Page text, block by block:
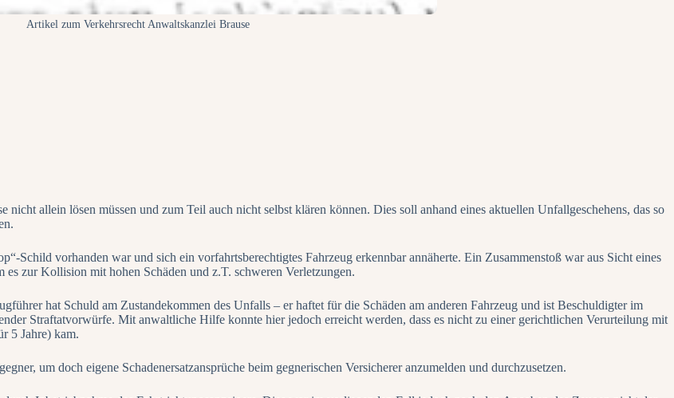
Artikel zum Verkehrsrecht Anwaltskanzlei Brause
allein lösen müssen und zum Teil auch nicht selbst klären können. Dies soll anhand eines aktuellen Unfallgeschehens, das so
Schild vorhanden war und sich ein vorfahrtsberechtigtes Fahrzeug erkennbar annäherte. Ein Zusammenstoß war aus Sicht eines
zur Kollision mit hohen Schäden und z.T. schweren Verletzungen.
hat Schuld am Zustandekommen des Unfalls – er haftet für die Schäden am anderen Fahrzeug und ist Beschuldigter im
Straftatvorwürfe. Mit anwaltliche Hilfe konnte hier jedoch erreicht werden, dass es nicht zu einer gerichtlichen Verurteilung mit
5 Jahre) kam.
um doch eigene Schadenersatzansprüche beim gegnerischen Versicherer anzumelden und durchzusetzen.